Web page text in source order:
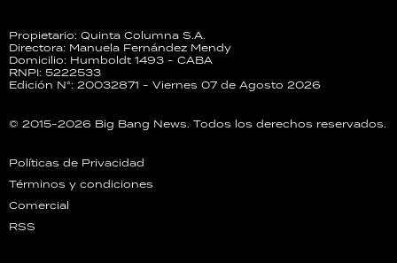
Propietario: Quinta Columna S.A.
Directora: Manuela Fernández Mendy
Domicilio: Humboldt 1493 - CABA
RNPI: 5222533
Edición N°: 20032871 - Viernes 07 de Agosto 2026
© 2015-2026 Big Bang News. Todos los derechos reservados.
Políticas de Privacidad
Términos y condiciones
Comercial
RSS